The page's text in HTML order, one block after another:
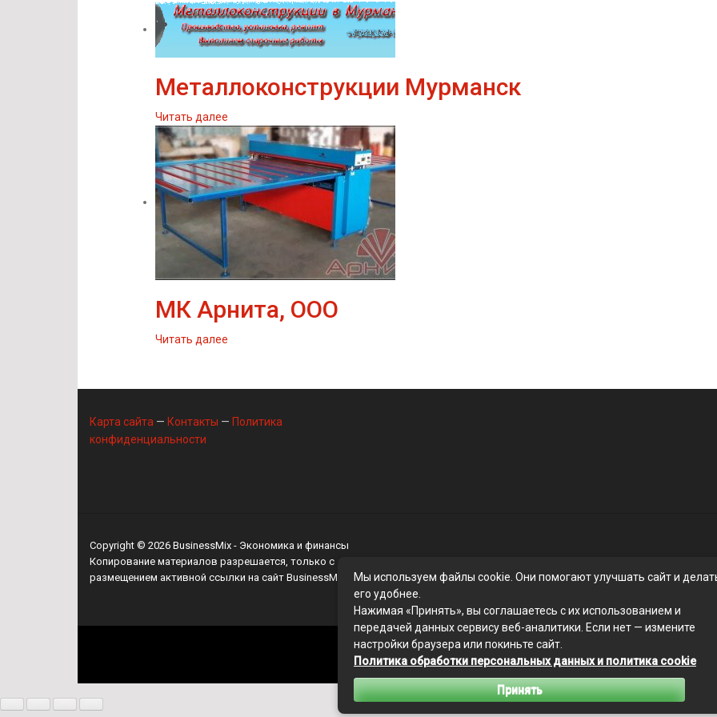
Металлоконструкции Мурманск
Читать далее
МК Арнита, ООО
Читать далее
Карта сайта — Контакты — Политика
конфиденциальности
Copyright © 2026 BusinessMix - Экономика и финансы
Копирование материалов разрешается, только с
размещением активной ссылки на сайт BusinessMix
Связаться с редакцией сайта: businessmix.ru@mailwebsite.ru
Политика обработки персональных данных
Мы используем файлы cookie. Они помогают улучшать сайт и
его удобнее.
Нажимая «Принять», вы соглашаетесь с их использованием и
передачей данных сервису веб-аналитики. Если нет — измените
настройки браузера или покиньте сайт.
Политика обработки персональных данных и политика cookie
Принять